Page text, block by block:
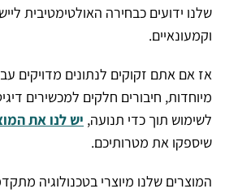
שלנו ידועים כבחירה האולטימטיבית
וקמעונאיים.
אז אם אתם זקוקים לנתונים מדויקים
מיוחדות, חיבורים חלקים למכשירים
לשימוש תוך כדי תנועה, יש לנו את
שיספקו את מטרותיכם.
המוצרים שלנו מיוצרי בטכנולוגיה